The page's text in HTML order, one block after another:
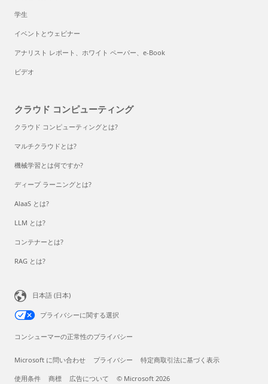
学生
イベントとウェビナー
アナリスト レポート、ホワイト ペーパー、e-Book
ビデオ
クラウド コンピューティング
クラウド コンピューティングとは?
マルチクラウドとは?
機械学習とは何ですか?
ディープ ラーニングとは?
AlaaS とは?
LLM とは?
コンテナーとは?
RAG とは?
日本語 (日本)
プライバシーに関する選択
コンシューマーの正常性のプライバシー
Microsoft に問い合わせ プライバシー 特定商取引法に基づく表示
使用条件 商標 広告について © Microsoft 2026